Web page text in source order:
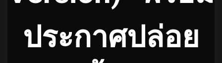
ประกาศปล่อย